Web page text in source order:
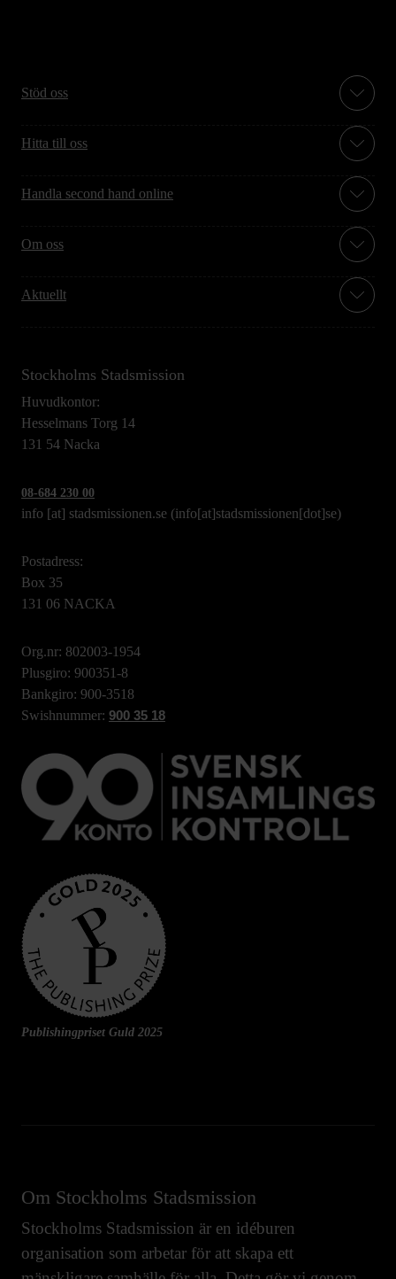
Stöd oss
Hitta till oss
Handla second hand online
Om oss
Aktuellt
Stockholms Stadsmission
Huvudkontor:
Hesselmans Torg 14
131 54 Nacka
08-684 230 00
info [at] stadsmissionen.se (info[at]stadsmissionen[dot]se)
Postadress:
Box 35
131 06 NACKA
Org.nr: 802003-1954
Plusgiro: 900351-8
Bankgiro: 900-3518
Swishnummer: 900 35 18
Publishingpriset Guld 2025
Om Stockholms Stadsmission
Stockholms Stadsmission är en idéburen
organisation som arbetar för att skapa ett